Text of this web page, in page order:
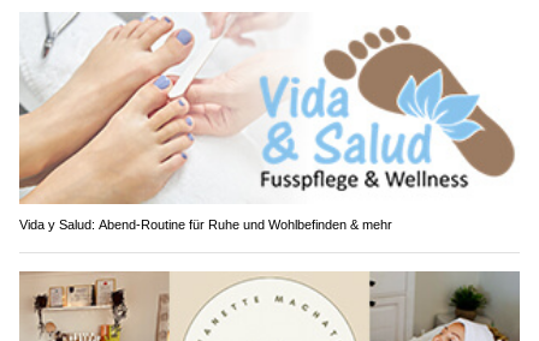
Vida y Salud: Abend-Routine für Ruhe und Wohlbefinden & mehr